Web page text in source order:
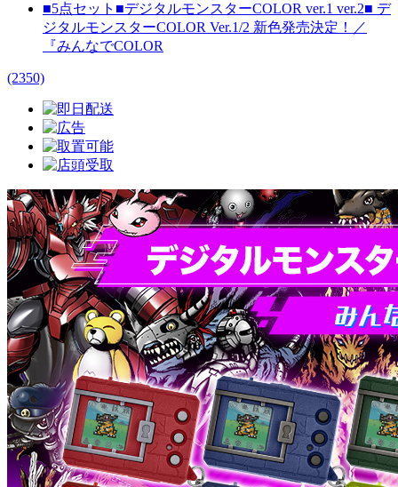
■5点セット■デジタルモンスターCOLOR ver.1 ver.2■ デ
ジタルモンスターCOLOR Ver.1/2 新色発売決定！／
『みんなでCOLOR
(2350)